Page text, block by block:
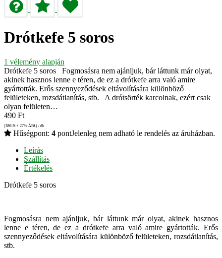
Drótkefe 5 soros
1 vélemény alapján
Drótkefe 5 soros Fogmosásra nem ajánljuk, bár láttunk már olyat,
akinek hasznos lenne e téren, de ez a drótkefe arra való amire
gyártották. Erős szennyeződések eltávolítására különböző
felületeken, rozsdátlanítás, stb. A drótsörték karcolnak, ezért csak
olyan felületen…
490 Ft
(386 Ft + 27% ÁFA) / db
Hűségpont: 4 pontJelenleg nem adható le rendelés az áruházban.
Leírás
Szállítás
Értékelés
Drótkefe 5 soros
Fogmosásra nem ajánljuk, bár láttunk már olyat, akinek hasznos
lenne e téren, de ez a drótkefe arra való amire gyártották. Erős
szennyeződések eltávolítására különböző felületeken, rozsdátlanítás,
stb.